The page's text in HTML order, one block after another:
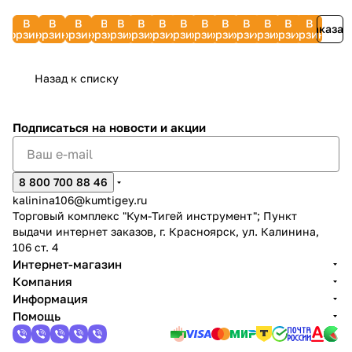
В
корзину
В
корзину
В
корзину
В
корзину
В
корзину
В
корзину
В
корзину
В
корзину
В
корзину
В
корзину
В
корзину
В
корзину
В
корзину
В
корзину
Назад к списку
Подписаться на новости и акции
8 800 700 88 46
kalinina106@kumtigey.ru
Торговый комплекс "Кум-Тигей инструмент"; Пункт
выдачи интернет заказов, г. Красноярск, ул. Калинина,
106 ст. 4
Интернет-магазин
Компания
Информация
Помощь